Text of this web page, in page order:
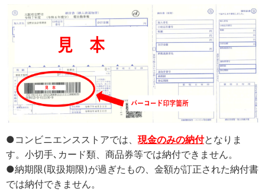
●コンビニエンスストアでは、 現金のみの納付となりま
す。小切手､カード類、商品券等では納付できません。
●納期限(取扱期限)が過ぎたもの、金額が訂正された納付書
では納付できません。